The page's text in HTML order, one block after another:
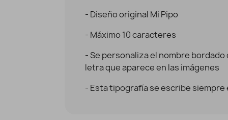
- Diseño original Mi Pipo
- Máximo 10 caracteres
- Se personaliza el nombre
letra que aparece en las imágenes
- Esta tipografía se escribe siempre